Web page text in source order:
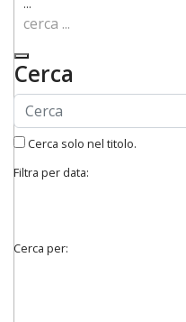
cerca ...
Cerca
Cerca solo nel titolo.
Filtra per data:
Cerca per: